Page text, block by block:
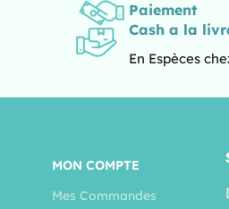
Paiement
Cash a la
En Espèces
MON COMPTE
Mes Commandes